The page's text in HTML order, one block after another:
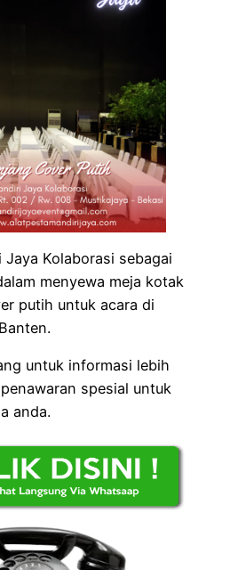
Kolaborasi sebagai
menyewa meja kotak
putih untuk acara di
untuk informasi lebih
spesial untuk
anda.